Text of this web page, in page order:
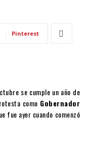
Pinterest
se cumple un año de
como Gobernador
fue ayer cuando comenzó